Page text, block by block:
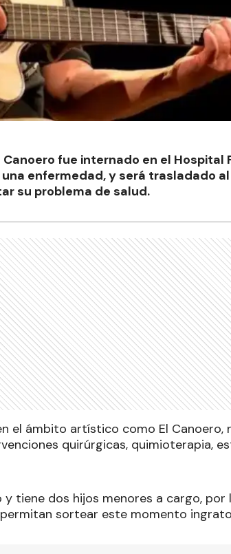
fue internado en el Hospital
enfermedad, y será trasladado
su problema de salud.
el ámbito artístico como El Canoero,
quirúrgicas, quimioterapia,
tiene dos hijos menores a cargo, por
sortear este momento